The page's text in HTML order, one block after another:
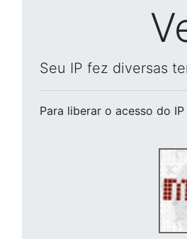
Seu IP fez diversas
Para liberar o acesso do IP